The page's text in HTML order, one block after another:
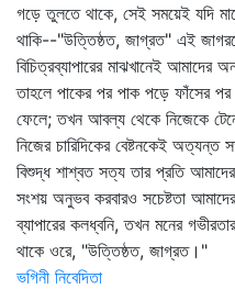
গড়ে তুলতে থাকে, সেই সময়েই যদি
থাকি--"উত্তিষ্ঠত, জাগ্রত" এই
বিচিত্রব্যাপারের মাঝখানেই আমাদের
তাহলে পাকের পর পাক পড়ে ফাঁসের
ফেলে; তখন আবল্য থেকে নিজেকে
নিজের চারিদিকের বেষ্টনকেই
বিশুদ্ধ শাশ্বত সত্য তার প্রতি
সংশয় অনুভব করবারও সচেষ্টতা
ব্যাপারের কলধ্বনি, তখন মনের
থাকে ওরে, "উত্তিষ্ঠত, জাগ্রত।"
ভগিনী নিবেদিতা